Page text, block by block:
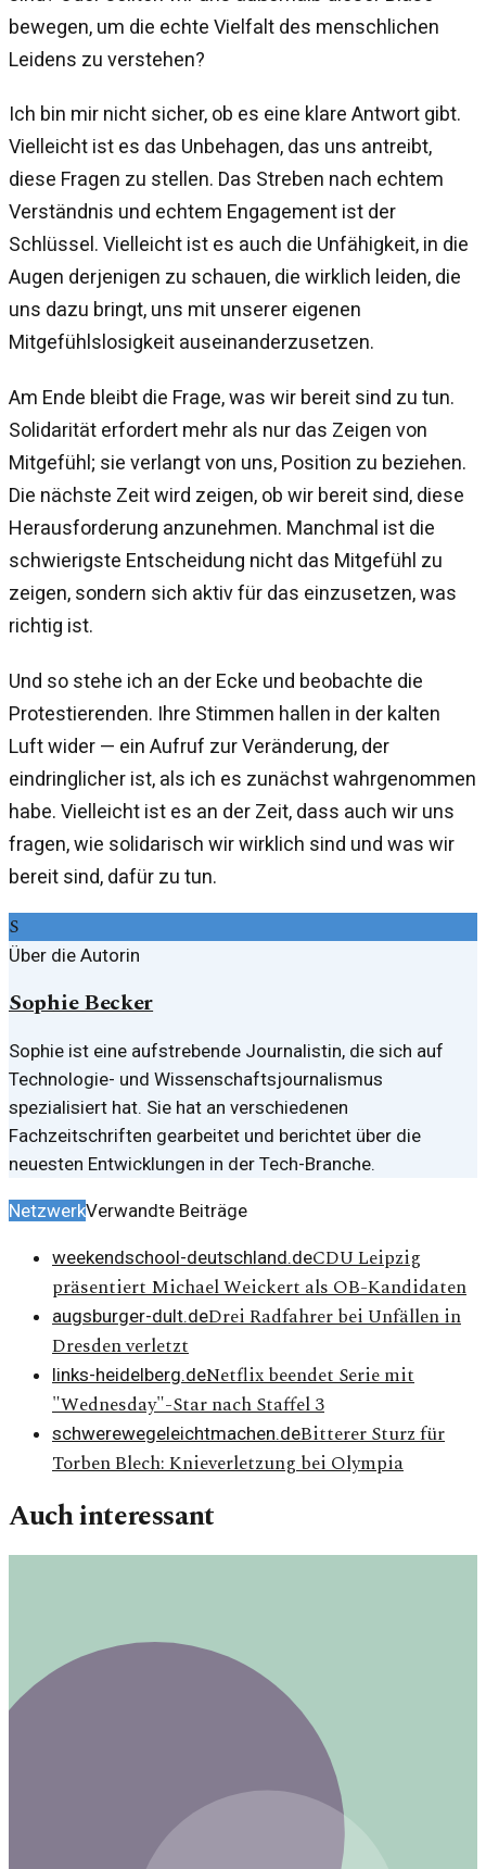
bewegen, um die echte Vielfalt des menschlichen
Leidens zu verstehen?
Ich bin mir nicht sicher, ob es eine klare Antwort gibt.
Vielleicht ist es das Unbehagen, das uns antreibt,
diese Fragen zu stellen. Das Streben nach echtem
Verständnis und echtem Engagement ist der
Schlüssel. Vielleicht ist es auch die Unfähigkeit, in die
Augen derjenigen zu schauen, die wirklich leiden, die
uns dazu bringt, uns mit unserer eigenen
Mitgefühlslosigkeit auseinanderzusetzen.
Am Ende bleibt die Frage, was wir bereit sind zu tun.
Solidarität erfordert mehr als nur das Zeigen von
Mitgefühl; sie verlangt von uns, Position zu beziehen.
Die nächste Zeit wird zeigen, ob wir bereit sind, diese
Herausforderung anzunehmen. Manchmal ist die
schwierigste Entscheidung nicht das Mitgefühl zu
zeigen, sondern sich aktiv für das einzusetzen, was
richtig ist.
Und so stehe ich an der Ecke und beobachte die
Protestierenden. Ihre Stimmen hallen in der kalten
Luft wider — ein Aufruf zur Veränderung, der
eindringlicher ist, als ich es zunächst wahrgenommen
habe. Vielleicht ist es an der Zeit, dass auch wir uns
fragen, wie solidarisch wir wirklich sind und was wir
bereit sind, dafür zu tun.
S
Über die Autorin
Sophie Becker
Sophie ist eine aufstrebende Journalistin, die sich auf
Technologie- und Wissenschaftsjournalismus
spezialisiert hat. Sie hat an verschiedenen
Fachzeitschriften gearbeitet und berichtet über die
neuesten Entwicklungen in der Tech-Branche.
NetzwerkVerwandte Beiträge
weekendschool-deutschland.deCDU Leipzig
präsentiert Michael Weickert als OB-Kandidaten
augsburger-dult.deDrei Radfahrer bei Unfällen in
Dresden verletzt
links-heidelberg.deNetflix beendet Serie mit
"Wednesday"-Star nach Staffel 3
schwerewegeleichtmachen.deBitterer Sturz für
Torben Blech: Knieverletzung bei Olympia
Auch interessant